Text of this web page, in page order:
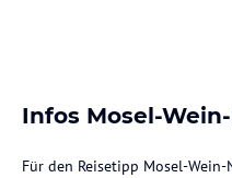
Infos Mosel-
Für den Reisetipp Mosel-